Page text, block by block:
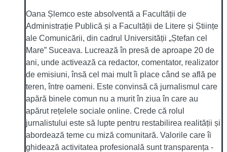
Oana Șlemco este absolventă a Facultății de
Administrație Publică și a Facultății de Litere și Științe
ale Comunicării, din cadrul Universității „Ștefan cel
Mare” Suceava. Lucrează în presă de aproape 20 de
ani, unde activează ca redactor, comentator, realizator
de emisiuni, însă cel mai mult îi place când se află pe
teren, între oameni. Este convinsă că jurnalismul care
apără binele comun nu a murit în ziua în care au
apărut rețelele sociale online. Crede că rolul
jurnalistului este să lupte pentru restabilirea realității și
abordează teme cu miză comunitară. Valorile care îi
ghidează activitatea profesională sunt transparența -